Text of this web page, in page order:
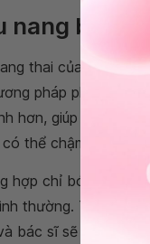
nang
thai của bệnh
pháp phẫu thuật
hơn, giúp khả năng
thể chậm hơn,
hợp chỉ bóc tách
thường. Tuy
bác sĩ sẽ đưa ra